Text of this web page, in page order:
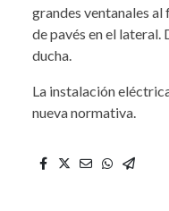
grandes ventanales al
de pavés en el lateral.
ducha.
La instalación
nueva normativa.